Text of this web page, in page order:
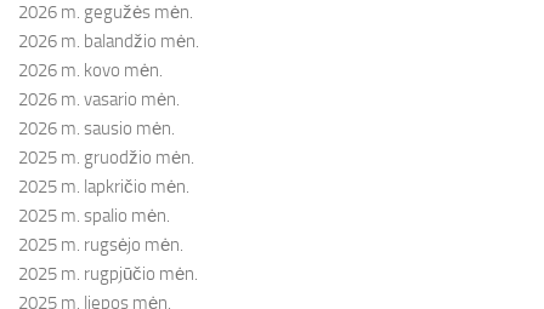
2026 m. gegužės mėn.
2026 m. balandžio mėn.
2026 m. kovo mėn.
2026 m. vasario mėn.
2026 m. sausio mėn.
2025 m. gruodžio mėn.
2025 m. lapkričio mėn.
2025 m. spalio mėn.
2025 m. rugsėjo mėn.
2025 m. rugpjūčio mėn.
2025 m. liepos mėn.